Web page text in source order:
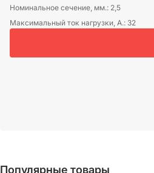
Номинальное сечение, мм.: 2,5
Максимальный ток нагрузки, А.: 32
Популярные товары